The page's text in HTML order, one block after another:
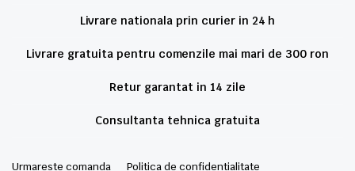
Livrare nationala prin curier in 24 h
Livrare gratuita pentru comenzile mai mari de 300 ron
Retur garantat in 14 zile
Consultanta tehnica gratuita
Urmareste comanda Politica de confidentialitate